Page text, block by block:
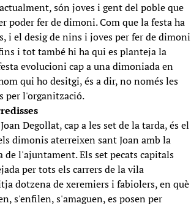
són joves i gent del poble que
poder fer de dimoni. Com que la festa ha
i el desig de nins i joves per fer de dimoni
i tot també hi ha qui es planteja la
evolucioni cap a una dimoniada en
qui ho desitgi, és a dir, no només les
per l'organització.
Degollat, cap a les set de la tarda, és el
dimonis aterreixen sant Joan amb la
de l'ajuntament. Els set pecats capitals
per tots els carrers de la vila
dotzena de xeremiers i fabiolers, en què
s'enfilen, s'amaguen, es posen per